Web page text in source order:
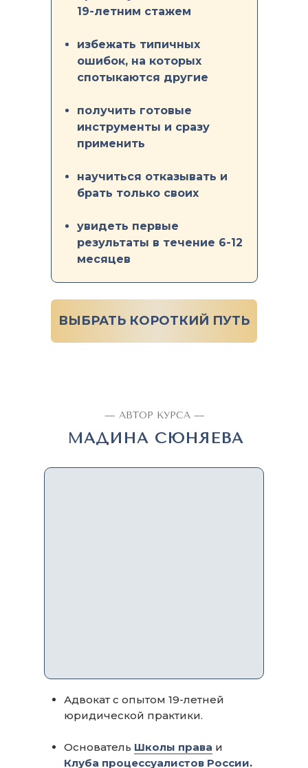
19-летним стажем
избежать типичных
ошибок, на которых
спотыкаются другие
получить готовые
инструменты и сразу
применить
научиться отказывать и
брать только своих
увидеть первые
результаты в течение 6-12
месяцев
ВЫБРАТЬ КОРОТКИЙ ПУТЬ
— АВТОР КУРСА —
МАДИНА СЮНЯЕВА
Адвокат с опытом 19-летней
юридической практики.
Основатель Школы права и
Клуба процессуалистов России.